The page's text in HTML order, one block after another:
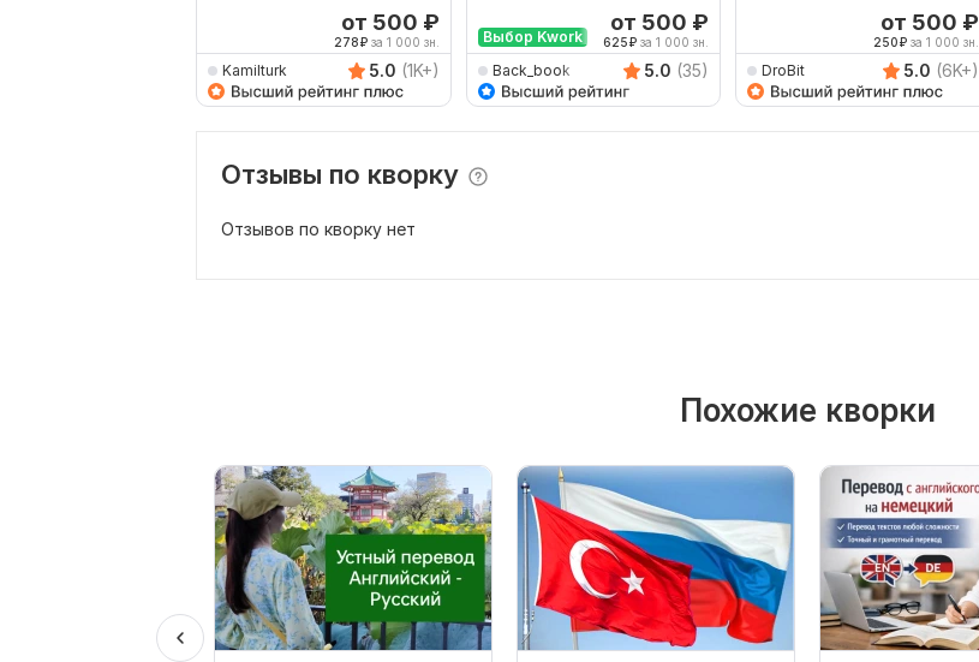
от 500 ₽
278₽за 1 000 зн.
Kamilturk 5.0 (1K+)
Русский и наоборот
Выбор Kwork
от 500 ₽
625₽ за 1 000 зн.
Back_book 5.0 (35)
от 500 ₽
250₽за 1 000 зн.
DroBit 5.0 (6K+)
Отзывы по кворку
Отзывов по кворку нет
Похожие кворки